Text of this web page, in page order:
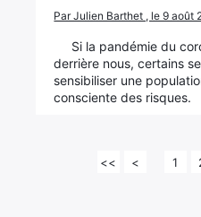
Par Julien Barthet , le 9 août
Si la pandémie du
derrière nous, certains
sensibiliser une
consciente des risques.
<< < 1